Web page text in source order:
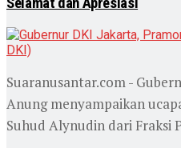
Suaranusantar.com -
Anung menyampaikan
Suhud Alynudin dari Fraksi